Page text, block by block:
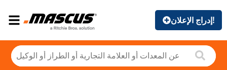
إدراج الإعلان!